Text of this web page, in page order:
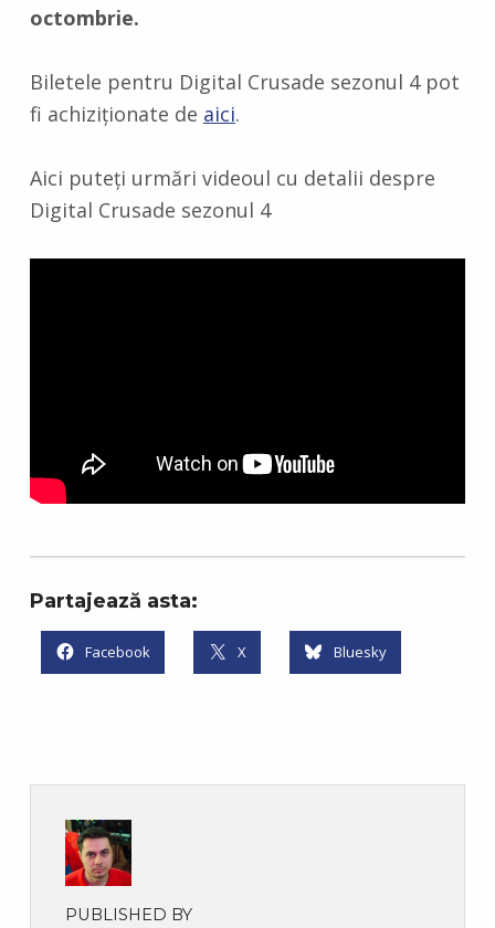
octombrie.
Biletele pentru Digital Crusade sezonul 4 pot
fi achiziționate de aici.
Aici puteți urmări videoul cu detalii despre
Digital Crusade sezonul 4
Partajează asta:
Facebook X Bluesky
PUBLISHED BY